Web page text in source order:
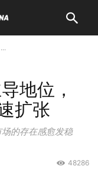
地位，
扩张
的存在感愈发稳
48286